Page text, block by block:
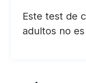
Este test de
adultos no